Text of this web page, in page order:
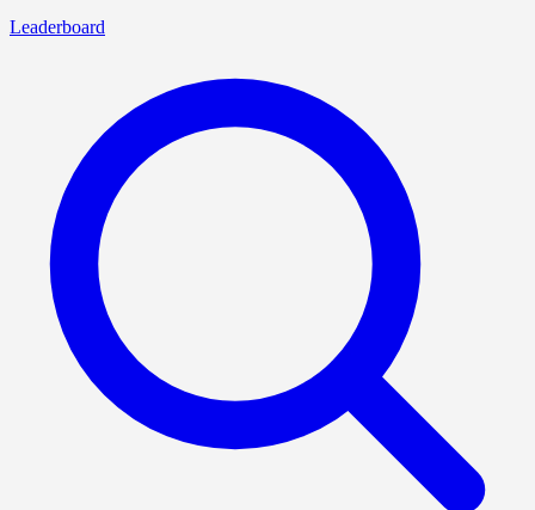
Leaderboard